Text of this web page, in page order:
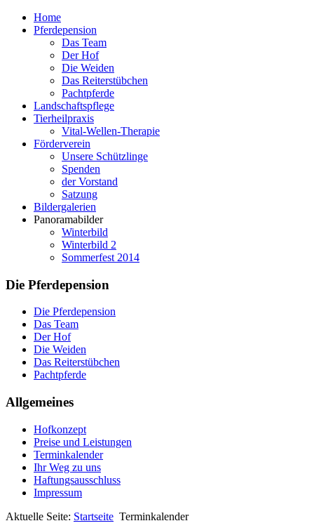
Home
Pferdepension
Das Team
Der Hof
Die Weiden
Das Reiterstübchen
Pachtpferde
Landschaftspflege
Tierheilpraxis
Vital-Wellen-Therapie
Förderverein
Unsere Schützlinge
Spenden
der Vorstand
Satzung
Bildergalerien
Panoramabilder
Winterbild
Winterbild 2
Sommerfest 2014
Die Pferdepension
Die Pferdepension
Das Team
Der Hof
Die Weiden
Das Reiterstübchen
Pachtpferde
Allgemeines
Hofkonzept
Preise und Leistungen
Terminkalender
Ihr Weg zu uns
Haftungsausschluss
Impressum
Aktuelle Seite: Startseite Terminkalender